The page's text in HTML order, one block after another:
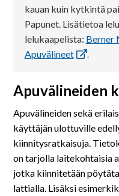
kauan kuin kytkintä
Papunet. Lisätietoa
lelukaapelista: Berner
Apuvälineet
.
Apuvälineiden
Apuvälineiden sekä
käyttäjän ulottuville
kiinnitysratkaisuja.
on tarjolla laitekohtaisia
jotka kiinnitetään
lattialla. Lisäksi